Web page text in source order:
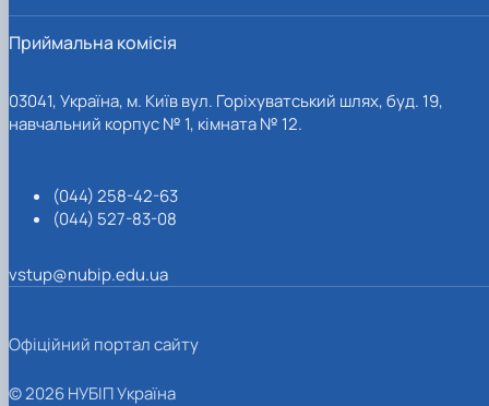
Приймальна комісія
03041, Україна, м. Київ вул. Горіхуватський шлях, буд. 19,
навчальний корпус № 1, кімната № 12.
(044) 258-42-63
(044) 527-83-08
vstup@nubip.edu.ua
Офіційний портал сайту
© 2026 НУБІП Україна